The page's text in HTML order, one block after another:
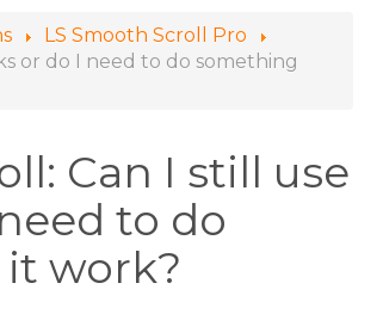
LS Smooth Scroll Pro
or do I need to do something
Can I still use
to do
work?